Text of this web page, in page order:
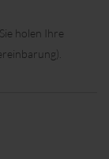
holen Ihre